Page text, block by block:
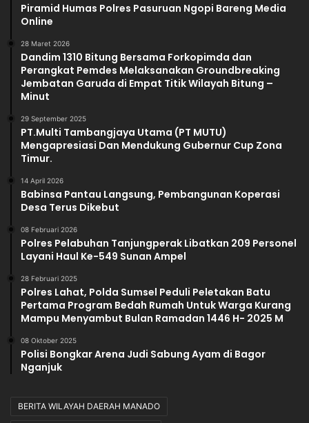
Piramid Humas Polres Pasuruan Ngopi Bareng Media
Online
28 Maret 2026
Dandim 1310 Bitung Bersama Forkopimda dan
Perangkat Pemdes Melaksanakan Groundbreaking
Jembatan Garuda di Empat Titik Wilayah Bitung –
Minut
29 September 2025
PT.Multi Tambangjaya Utama (PT MUTU)
Mengapresiasi Dan Mendukung Gubernur Cup Zona
Timur.
14 April 2026
Babinsa Pantau Langsung, Pembangunan Koperasi
Desa Terus Dikebut
08 Februari 2026
Polres Pelabuhan Tanjungperak Libatkan 209 Personel
Layani Haul Ke-549 Sunan Ampel
28 Februari 2025
Polres Lahat, Polda Sumsel Peduli Peletakan Batu
Pertama Program Bedah Rumah Untuk Warga Kurang
Mampu Menyambut Bulan Ramadan 1446 H- 2025 M
08 Oktober 2025
Polisi Bongkar Arena Judi Sabung Ayam di Bagor
Nganjuk
BERITA WILAYAH DAERAH MANADO